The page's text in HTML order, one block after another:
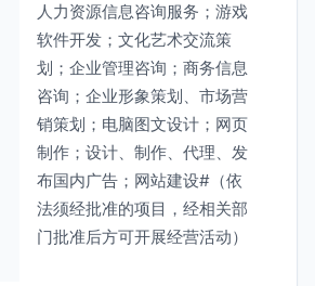
人力资源信息咨询服务；游戏
软件开发；文化艺术交流策
划；企业管理咨询；商务信息
咨询；企业形象策划、市场营
销策划；电脑图文设计；网页
制作；设计、制作、代理、发
布国内广告；网站建设#（依
法须经批准的项目，经相关部
门批准后方可开展经营活动）